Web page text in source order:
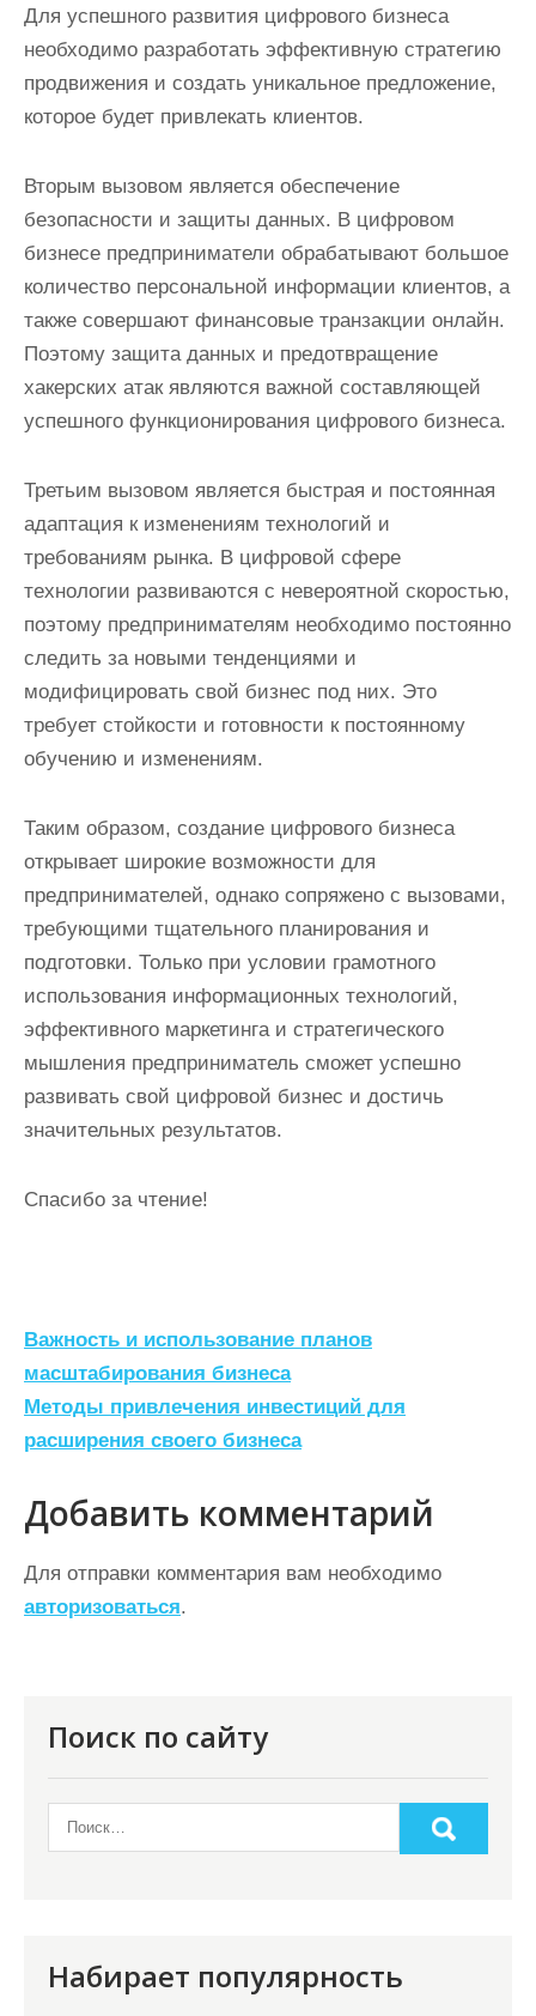
Для успешного развития цифрового бизнеса
необходимо разработать эффективную стратегию
продвижения и создать уникальное предложение,
которое будет привлекать клиентов.
Вторым вызовом является обеспечение
безопасности и защиты данных. В цифровом
бизнесе предприниматели обрабатывают большое
количество персональной информации клиентов, а
также совершают финансовые транзакции онлайн.
Поэтому защита данных и предотвращение
хакерских атак являются важной составляющей
успешного функционирования цифрового бизнеса.
Третьим вызовом является быстрая и постоянная
адаптация к изменениям технологий и
требованиям рынка. В цифровой сфере
технологии развиваются с невероятной скоростью,
поэтому предпринимателям необходимо постоянно
следить за новыми тенденциями и
модифицировать свой бизнес под них. Это
требует стойкости и готовности к постоянному
обучению и изменениям.
Таким образом, создание цифрового бизнеса
открывает широкие возможности для
предпринимателей, однако сопряжено с вызовами,
требующими тщательного планирования и
подготовки. Только при условии грамотного
использования информационных технологий,
эффективного маркетинга и стратегического
мышления предприниматель сможет успешно
развивать свой цифровой бизнес и достичь
значительных результатов.
Спасибо за чтение!
Н
а
в
и
г
а
ц
и
Важность и использование планов
масштабирования бизнеса
Методы привлечения инвестиций для
расширения своего бизнеса
Добавить комментарий
Для отправки комментария вам необходимо
авторизоваться.
Поиск по сайту
Набирает популярность